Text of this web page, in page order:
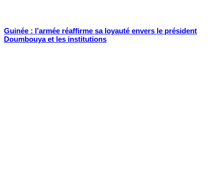
Guinée : l’armée réaffirme sa loyauté envers le président
Doumbouya et les institutions